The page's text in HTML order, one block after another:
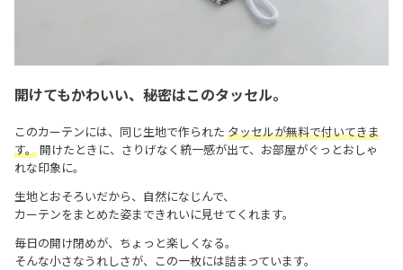
開けてもかわいい、秘密はこのタッセル。
このカーテンには、同じ生地で作られた タッセルが無料で付いてきま
す。開けたときに、さりげなく統一感が出て、お部屋がぐっとおしゃ
れな印象に。
生地とおそろいだから、自然になじんで、
カーテンをまとめた姿まできれいに見せてくれます。
毎日の開け閉めが、ちょっと楽しくなる。
そんな小さなうれしさが、この一枚には詰まっています。